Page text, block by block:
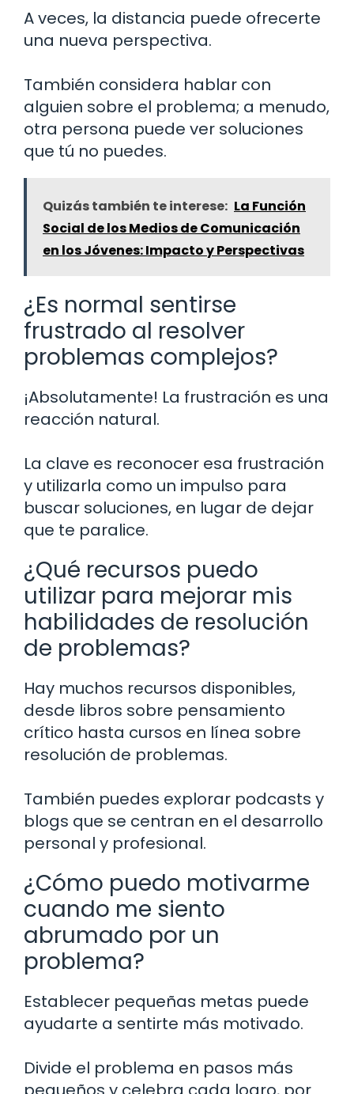
A veces, la distancia puede ofrecerte
una nueva perspectiva.
También considera hablar con
alguien sobre el problema; a menudo,
otra persona puede ver soluciones
que tú no puedes.
Quizás también te interese: La Función
Social de los Medios de Comunicación
en los Jóvenes: Impacto y Perspectivas
¿Es normal sentirse
frustrado al resolver
problemas complejos?
¡Absolutamente! La frustración es una
reacción natural.
La clave es reconocer esa frustración
y utilizarla como un impulso para
buscar soluciones, en lugar de dejar
que te paralice.
¿Qué recursos puedo
utilizar para mejorar mis
habilidades de resolución
de problemas?
Hay muchos recursos disponibles,
desde libros sobre pensamiento
crítico hasta cursos en línea sobre
resolución de problemas.
También puedes explorar podcasts y
blogs que se centran en el desarrollo
personal y profesional.
¿Cómo puedo motivarme
cuando me siento
abrumado por un
problema?
Establecer pequeñas metas puede
ayudarte a sentirte más motivado.
Divide el problema en pasos más